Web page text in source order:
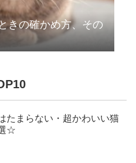
きの確かめ方、その
たまらない・超かわいい猫
☆